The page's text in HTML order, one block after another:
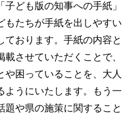
ども版の知事への手紙」
もたちが手紙を出しやすい
ております。手紙の内容と
させていただくことで、
困っていることを、大人
ようにいたします。もう一
題や県の施策に関すること